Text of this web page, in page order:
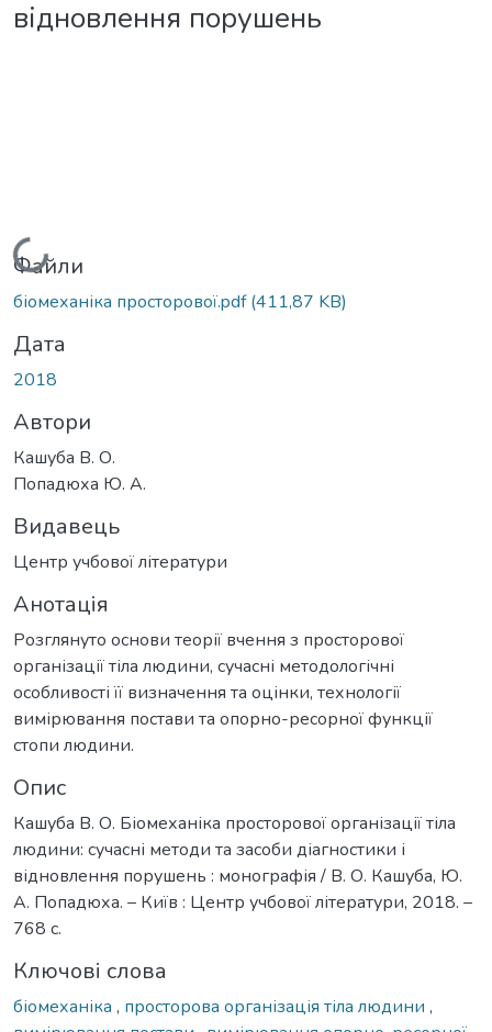
відновлення порушень
Вантажиться...
Файли
біомеханіка просторової.pdf(411,87 KB)
Дата
2018
Автори
Кашуба В. О.
Попадюха Ю. А.
Видавець
Центр учбової літератури
Анотація
Розглянуто основи теорії вчення з просторової
організації тіла людини, сучасні методологічні
особливості її визначення та оцінки, технології
вимірювання постави та опорно-ресорної функції
стопи людини.
Опис
Кашуба В. О. Біомеханіка просторової організації тіла
людини: сучасні методи та засоби діагностики і
відновлення порушень : монографія / В. О. Кашуба, Ю.
А. Попадюха. – Київ : Центр учбової літератури, 2018. –
768 с.
Ключові слова
біомеханіка , просторова організація тіла людини ,